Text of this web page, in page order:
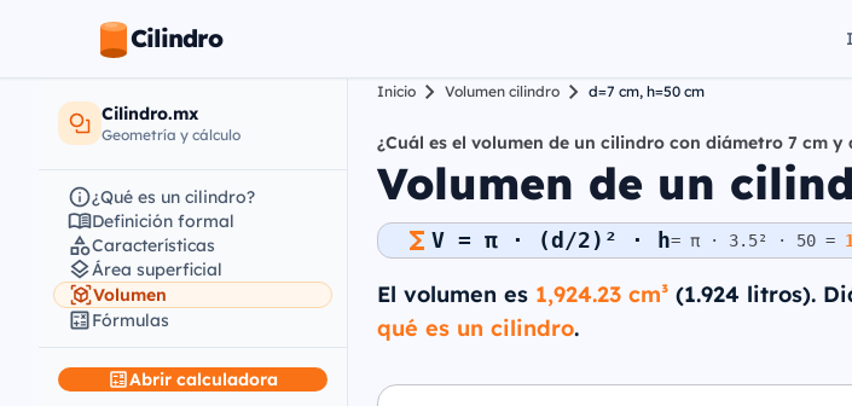
Cilindro
Cilindro.mx
Geometría y cálculo
¿Qué es un cilindro?
Definición formal
Características
Área superficial
Volumen
Fórmulas
Abrir calculadora
Inicio Volumen cilindro d=7 cm, h=50 cm
¿Cuál es el volumen de un cilindro con diámetro 7 cm y
Volumen de un
V = π · (d/2)² · h= π · 3.5² · 50 =
El volumen es 1,924.23 cm³ (1.924 litros).
qué es un cilindro.